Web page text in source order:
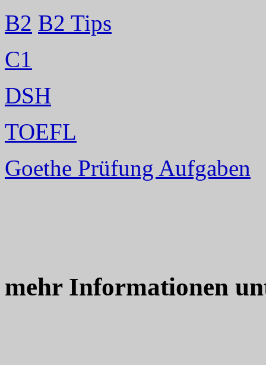
B2 B2 Tips
C1
DSH
TOEFL
Goethe Prüfung Aufgaben
mehr Informationen